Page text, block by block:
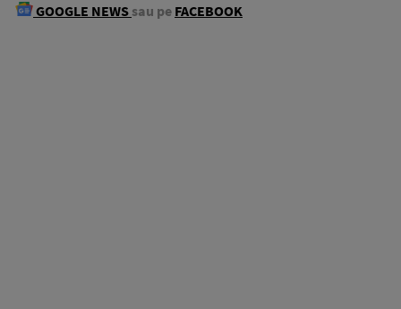
GOOGLE NEWS sau pe FACEBOOK